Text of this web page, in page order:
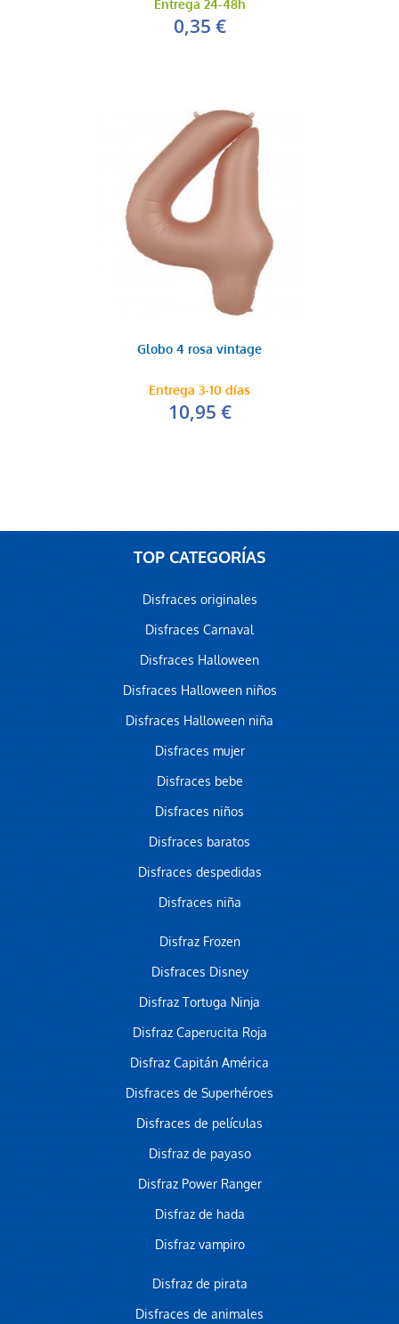
Entrega 24-48h
0,35 €
Globo 4 rosa vintage
Entrega 3-10 días
10,95 €
TOP CATEGORÍAS
Disfraces originales
Disfraces Carnaval
Disfraces Halloween
Disfraces Halloween niños
Disfraces Halloween niña
Disfraces mujer
Disfraces bebe
Disfraces niños
Disfraces baratos
Disfraces despedidas
Disfraces niña
Disfraz Frozen
Disfraces Disney
Disfraz Tortuga Ninja
Disfraz Caperucita Roja
Disfraz Capitán América
Disfraces de Superhéroes
Disfraces de películas
Disfraz de payaso
Disfraz Power Ranger
Disfraz de hada
Disfraz vampiro
Disfraz de pirata
Disfraces de animales